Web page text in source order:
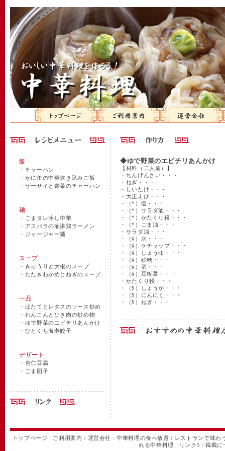
飯
・ チャーハン
・ かに缶の中華炊き込みご飯
・ ザーサイと青菜のチャーハン
麺
・ ごまダレ冷し中華
・ アスパラの油淋鶏ラーメン
・ ジャージャー麺
スープ
・ きゅうりと大根のスープ
・ たたきわかめとねぎのスープ
一品
・ ほたてとレタスのソース炒め
・ れんこんとひき肉の炒め物
・ ゆで野菜のエビチリあんかけ
・ ひとくち海老餃子
デザート
・ 杏仁豆腐
・ ごま団子
◆ゆで野菜のエビチリあんかけ
【材料（二人前）】
・ちんげんさい・・・
・ねぎ・・・
・しいたけ・・・
・大正えび・・・
・（*）塩・・・
・（*）サラダ油・・・
・（*）かたくり粉・・・
・（*）ごま油・・・
・サラダ油・・・
・（#）水・・・
・（#）ケチャップ・・・
・（#）しょうゆ・・・
・（#）砂糖・・・
・（#）酒・・・
・（#）豆板醤・・・
・かたくり粉・・・
・（$）しょうが・・・
・（$）にんにく・・・
・（$）ねぎ・・・
トップページ : ご利用案内 : 運営会社 : 中華料理の食べ放題 : レストランで味わ
れる中華料理 : リンク5 :掲載に